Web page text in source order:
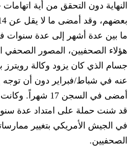
النهاية دون التحقق من أية ا تهامات
بعضهم
ما بين عدة أشهر إلى عدة سنوات
هؤلاء الصحفيين، المصور الصحفي
جسام الذي كان يزود وكالة رويترز
عنه في شباط/فبراير دون أ ن توجه
أمضى في السجن 17 شهراً. وكانت لجنة حماية الصحفيين
قد شنت حملة على امتداد عدة
في الجيش الأمريكي بتغيير
الصحفيين.